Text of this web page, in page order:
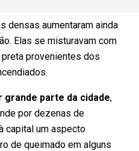
densas aumentaram ainda
Elas se misturavam com
provenientes dos
parte da cidade,
por dezenas de
capital um aspecto
de queimado em alguns